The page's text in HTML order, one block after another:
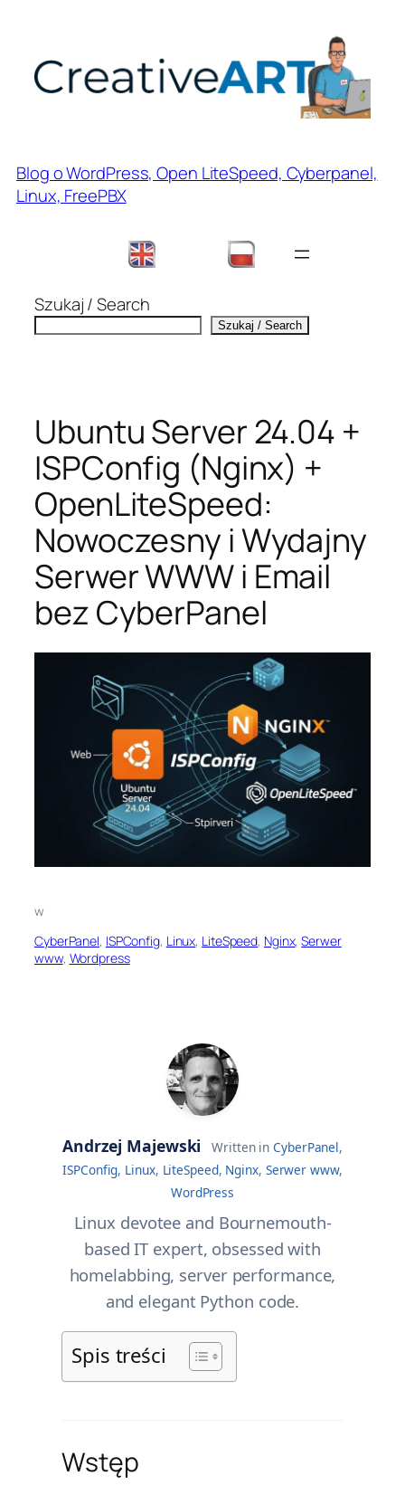
treści
Blog o WordPress, Open LiteSpeed, Cyberpanel,
Linux, FreePBX
Szukaj / Search
Szukaj / Search
Ubuntu Server 24.04 +
ISPConfig (Nginx) +
OpenLiteSpeed:
Nowoczesny i Wydajny
Serwer WWW i Email
bez CyberPanel
w
CyberPanel, ISPConfig, Linux, LiteSpeed, Nginx, Serwer
www, Wordpress
Andrzej Majewski Written inCyberPanel,
ISPConfig, Linux, LiteSpeed, Nginx, Serwer www,
WordPress
Linux devotee and Bournemouth-
based IT expert, obsessed with
homelabbing, server performance,
and elegant Python code.
Spis treści
Wstęp